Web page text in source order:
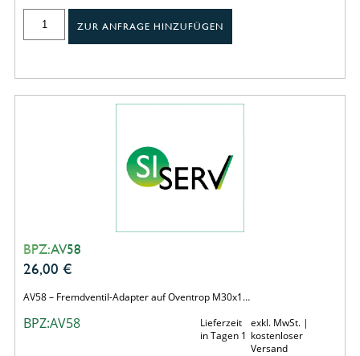
ZUR ANFRAGE HINZUFÜGEN
BPZ:AV58
26,00 €
AV58 – Fremdventil-Adapter auf Oventrop M30x1…
BPZ:AV58
Lieferzeit
in Tagen 1
exkl. MwSt. |
kostenloser
Versand